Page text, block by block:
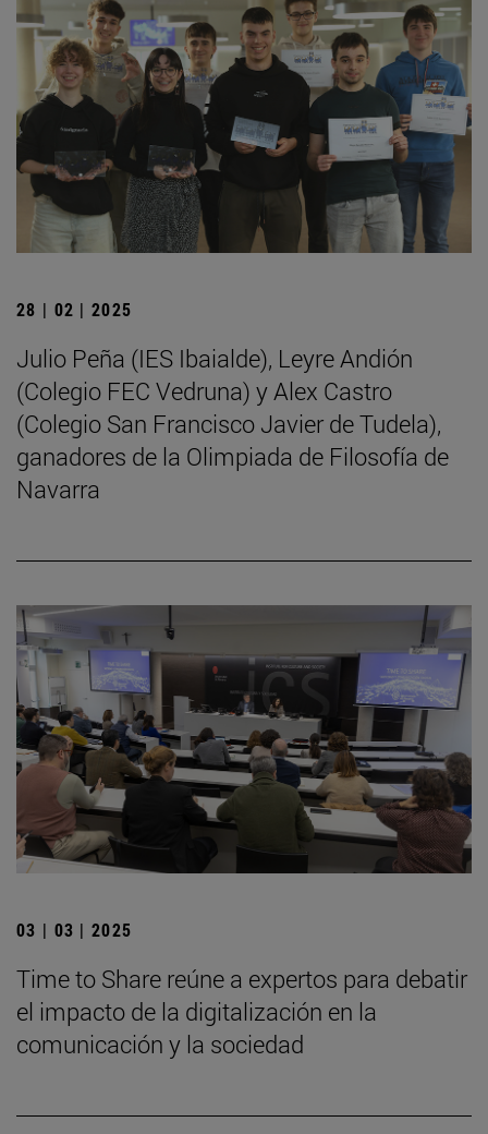
28 | 02 | 2025
Julio Peña (IES Ibaialde), Leyre Andión
(Colegio FEC Vedruna) y Alex Castro
(Colegio San Francisco Javier de Tudela),
ganadores de la Olimpiada de Filosofía de
Navarra
03 | 03 | 2025
Time to Share reúne a expertos para debatir
el impacto de la digitalización en la
comunicación y la sociedad